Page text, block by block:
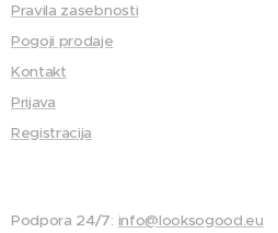
Pravila zasebnosti
Pogoji prodaje
Kontakt
Prijava
Registracija
Podpora 24/7: info@looksogood.eu